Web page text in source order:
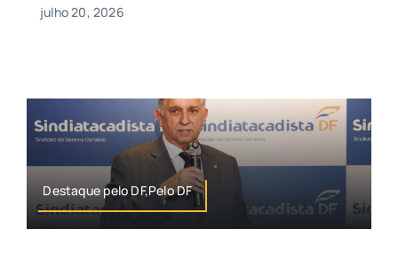
julho 20, 2026
Destaque pelo DF,Pelo DF